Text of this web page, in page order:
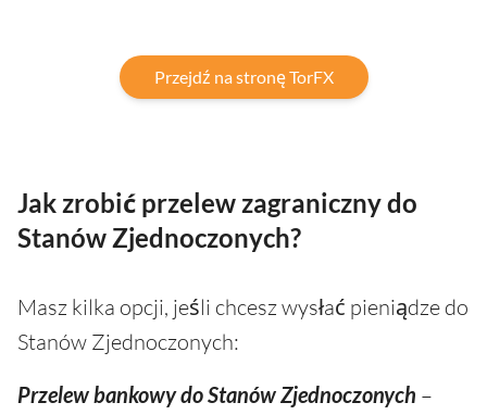
Przejdź na stronę TorFX
Jak zrobić przelew zagraniczny do
Stanów Zjednoczonych?
Masz kilka opcji, jeśli chcesz wysłać pieniądze do
Stanów Zjednoczonych:
Przelew bankowy do Stanów Zjednoczonych –